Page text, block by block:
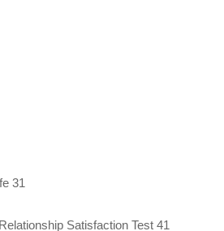
31
Satisfaction Test 41